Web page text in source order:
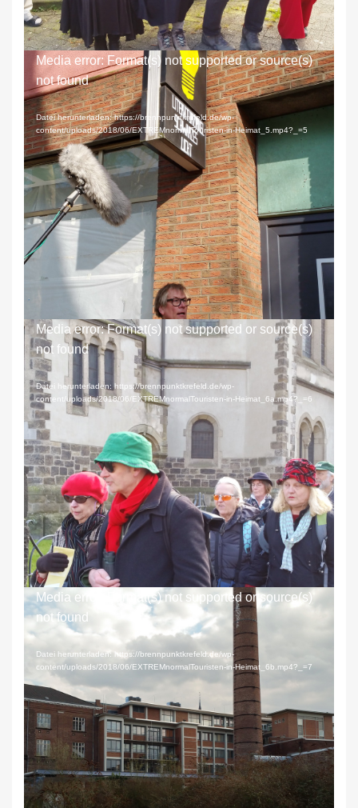
Der andere Blick schafft andere Perspektiven
Video-
Player
Media error: Format(s) not supported or source(s)
not found
Datei herunterladen: https://brennpunktkrefeld.de/wp-
content/uploads/2018/06/EXTREMnormalTouristen-in-Heimat_5.mp4?_=5
Hinterlassen, eine Legende
Video-
Player
Media error: Format(s) not supported or source(s)
not found
Datei herunterladen: https://brennpunktkrefeld.de/wp-
content/uploads/2018/06/EXTREMnormalTouristen-in-Heimat_6a.mp4?_=6
Ist Sehen verstehen?
Video-
Player
Media error: Format(s) not supported or source(s)
not found
Datei herunterladen: https://brennpunktkrefeld.de/wp-
content/uploads/2018/06/EXTREMnormalTouristen-in-Heimat_6b.mp4?_=7